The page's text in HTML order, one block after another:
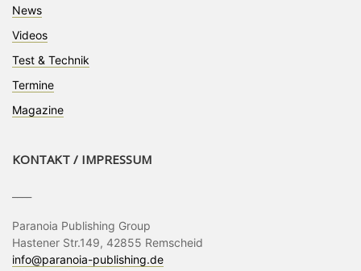
News
Videos
Test & Technik
Termine
Magazine
KONTAKT / IMPRESSUM
Paranoia Publishing Group
Hastener Str.149, 42855 Remscheid
info@paranoia-publishing.de